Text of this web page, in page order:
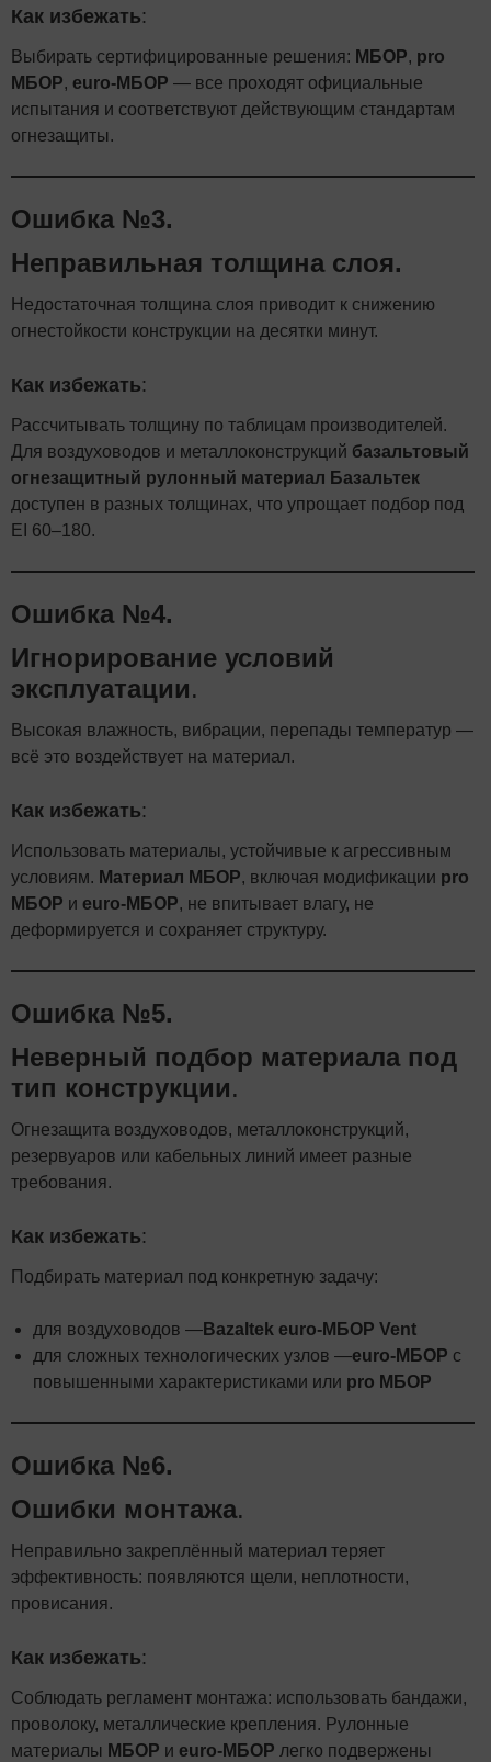
Как избежать:
Выбирать сертифицированные решения: МБОР, pro
МБОР, euro-МБОР — все проходят официальные
испытания и соответствуют действующим стандартам
огнезащиты.
Ошибка №3.
Неправильная толщина слоя.
Недостаточная толщина слоя приводит к снижению
огнестойкости конструкции на десятки минут.
Как избежать:
Рассчитывать толщину по таблицам производителей.
Для воздуховодов и металлоконструкций базальтовый
огнезащитный рулонный материал Базальтек
доступен в разных толщинах, что упрощает подбор под
EI 60–180.
Ошибка №4.
Игнорирование условий
эксплуатации.
Высокая влажность, вибрации, перепады температур —
всё это воздействует на материал.
Как избежать:
Использовать материалы, устойчивые к агрессивным
условиям. Материал МБОР, включая модификации pro
МБОР и euro-МБОР, не впитывает влагу, не
деформируется и сохраняет структуру.
Ошибка №5.
Неверный подбор материала под
тип конструкции.
Огнезащита воздуховодов, металлоконструкций,
резервуаров или кабельных линий имеет разные
требования.
Как избежать:
Подбирать материал под конкретную задачу:
для воздуховодов —Bazaltek euro-МБОР Vent
для сложных технологических узлов —euro-МБОР с
повышенными характеристиками или pro МБОР
Ошибка №6.
Ошибки монтажа.
Неправильно закреплённый материал теряет
эффективность: появляются щели, неплотности,
провисания.
Как избежать:
Соблюдать регламент монтажа: использовать бандажи,
проволоку, металлические крепления. Рулонные
материалы МБОР и euro-МБОР легко подвержены